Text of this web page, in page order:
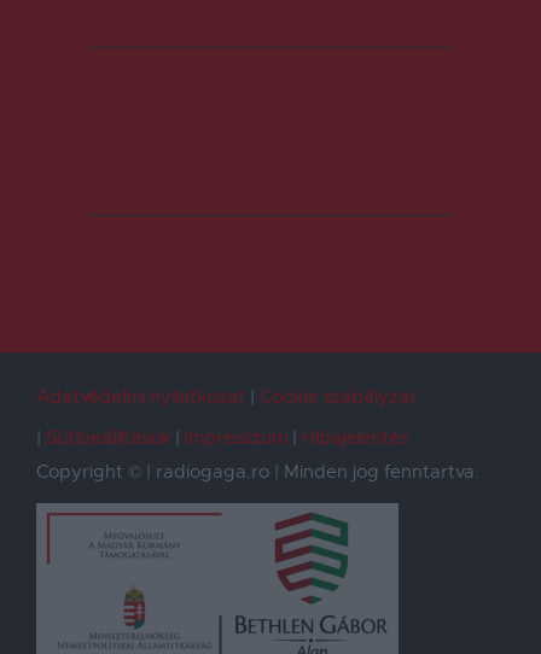
Adatvédelmi nyilatkozat
Cookie szabályzat
Sütibeállítások
Impresszum
Hibajelentés
Copyright © | radiogaga.ro | Minden jog fenntartva.